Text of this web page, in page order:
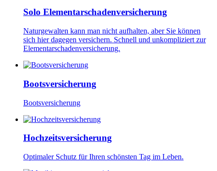
Solo Elementarschadenversicherung
Naturgewalten kann man nicht aufhalten, aber Sie können
sich hier dagegen versichern. Schnell und unkompliziert zur
Elementarschadenversicherung.
Bootsversicherung
Bootsversicherung
Hochzeitsversicherung
Optimaler Schutz für Ihren schönsten Tag im Leben.